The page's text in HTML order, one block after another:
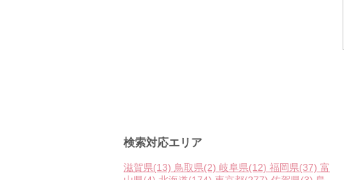
検索対応エリア
滋賀県(13) 鳥取県(2) 岐阜県(12) 福岡県(37) 富